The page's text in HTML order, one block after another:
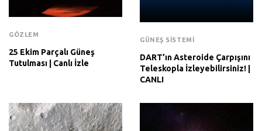
GÖZLEM
25 Ekim Parçalı Güneş
Tutulması | Canlı İzle
GÜNEŞ SISTEMI
DART’ın Asteroide Çarpışını
Teleskopla İzleyebilirsiniz! |
CANLI